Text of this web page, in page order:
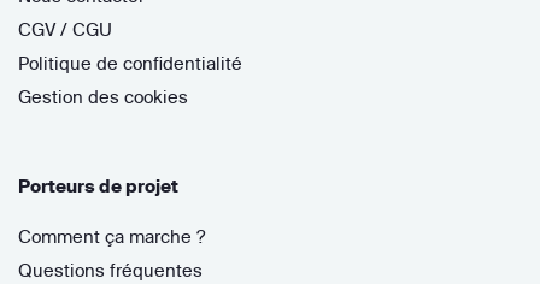
CGV / CGU
Politique de confidentialité
Gestion des cookies
Porteurs de projet
Comment ça marche ?
Questions fréquentes